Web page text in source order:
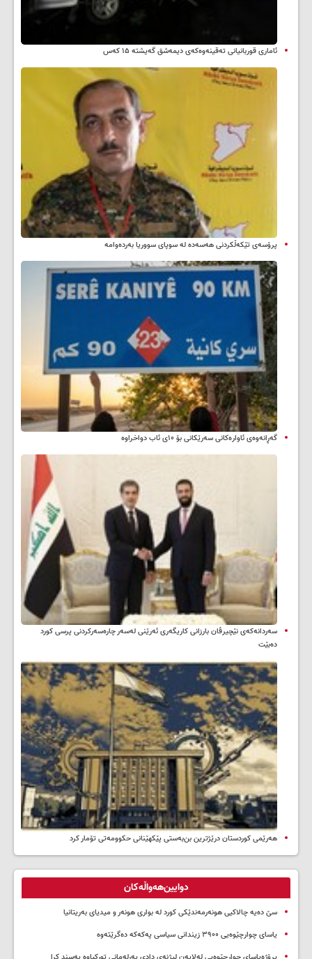
ئاماری قوربانیانی تەقینەوەکەی دیمەشق گەیشتە ۱۵ کەس
پرۆسەی تێکەڵکردنی هەسەدە لە سوپای سووریا بەردەوامە
گەڕانەوەی ئاوارەکانی سەرێکانی بۆ ۱۰ی ئاب دواخراوە
سه‌ردانه‌کەی نێچیرڤان بارزانی كاریگه‌ری ئه‌رێنی له‌سه‌ر چاره‌سه‌ركردنی پرسی كورد
ده‌بێت
هەرێمی کوردستان درێژترین بن‌بەستی پێکهێنانی حکوومەتی تۆمار کرد
دوایین‌هەواڵەکان
سێ دەیە چالاکیی هونەرمەندێکی کورد لە بواری هونەر و میدیای بەریتانیا
یاسای چوارچێوەیی ۳۹۰۰ زیندانی سیاسی پەکەکە دەگرێتەوە